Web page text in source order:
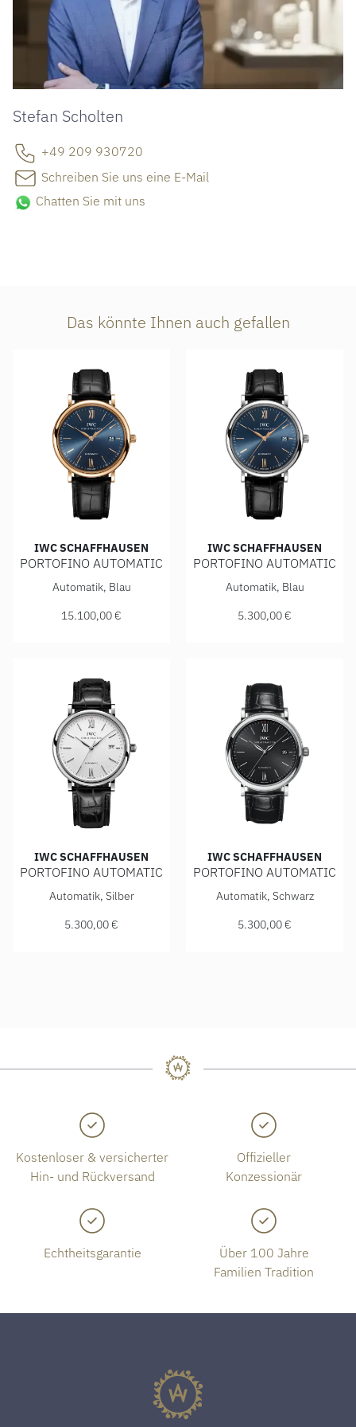
Stefan Scholten
+49 209 930720
Schreiben Sie uns eine E-Mail
Chatten Sie mit uns
Das könnte Ihnen auch gefallen
IWC SCHAFFHAUSEN
PORTOFINO AUTOMATIC
IWC Schaffhausen PORTOFINO AUTOMATIC, Ref:
Automatik, Blau
15.100,00 €
IWC SCHAFFHAUSEN
PORTOFINO AUTOMATIC
IWC Schaffhausen
Automatik, Blau
5.300,00 €
IWC SCHAFFHAUSEN
PORTOFINO AUTOMATIC
IWC Schaffhausen PORTOFINO AUTOMATIC, Ref:
Automatik, Silber
5.300,00 €
IWC SCHAFFHAUSEN
PORTOFINO AUTOMATIC
IWC Schaffhausen
Automatik, Schwarz
5.300,00 €
Kostenloser & versicherter
Hin- und Rückversand
Offizieller
Konzessionär
Echtheitsgarantie
Über 100 Jahre
Familien Tradition